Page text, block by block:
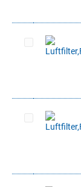
Artikel
Artikel